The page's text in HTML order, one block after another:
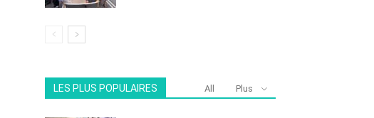
LES PLUS POPULAIRES All Plus